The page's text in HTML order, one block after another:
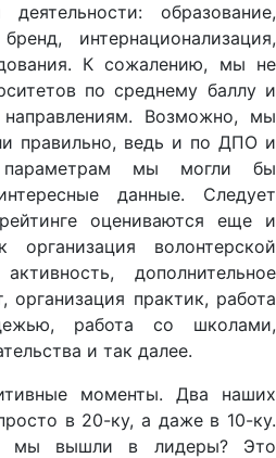
образование,
интернационализация,
К сожалению, мы не
по среднему баллу и
Возможно, мы
правильно, ведь и по ДПО и
мы могли бы
данные. Следует
оцениваются еще и
организация волонтерской
дополнительное
организация практик, работа
работа со школами,
и так далее.
моменты. Два наших
в 20-ку, а даже в 10-ку.
мы вышли в лидеры? Это